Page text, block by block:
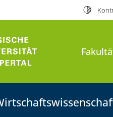
Wuppertal
0